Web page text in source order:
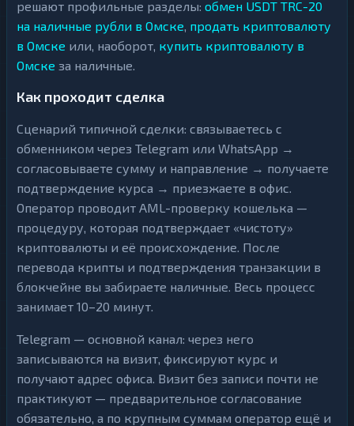
решают профильные разделы: обмен USDT TRC-20
на наличные рубли в Омске, продать криптовалюту
в Омске или, наоборот, купить криптовалюту в
Омске за наличные.
Как проходит сделка
Сценарий типичной сделки: связываетесь с
обменником через Telegram или WhatsApp →
согласовываете сумму и направление → получаете
подтверждение курса → приезжаете в офис.
Оператор проводит AML-проверку кошелька —
процедуру, которая подтверждает «чистоту»
криптовалюты и её происхождение. После
перевода крипты и подтверждения транзакции в
блокчейне вы забираете наличные. Весь процесс
занимает 10–20 минут.
Telegram — основной канал: через него
записываются на визит, фиксируют курс и
получают адрес офиса. Визит без записи почти не
практикуют — предварительное согласование
обязательно, а по крупным суммам оператор ещё и